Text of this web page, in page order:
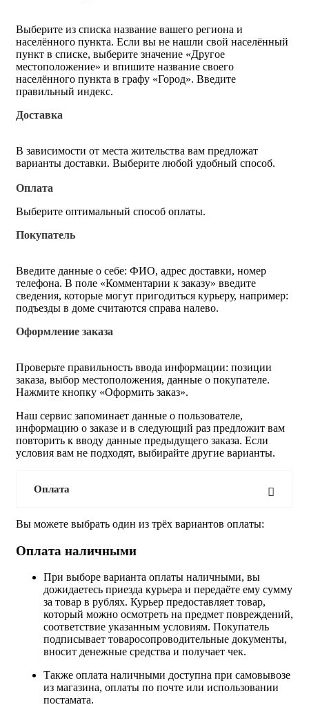
Выберите из списка название вашего региона и
населённого пункта. Если вы не нашли свой населённый
пункт в списке, выберите значение «Другое
местоположение» и впишите название своего
населённого пункта в графу «Город». Введите
правильный индекс.
Доставка
В зависимости от места жительства вам предложат
варианты доставки. Выберите любой удобный способ.
Оплата
Выберите оптимальный способ оплаты.
Покупатель
Введите данные о себе: ФИО, адрес доставки, номер
телефона. В поле «Комментарии к заказу» введите
сведения, которые могут пригодиться курьеру, например:
подъезды в доме считаются справа налево.
Оформление заказа
Проверьте правильность ввода информации: позиции
заказа, выбор местоположения, данные о покупателе.
Нажмите кнопку «Оформить заказ».
Наш сервис запоминает данные о пользователе,
информацию о заказе и в следующий раз предложит вам
повторить к вводу данные предыдущего заказа. Если
условия вам не подходят, выбирайте другие варианты.
Оплата
Вы можете выбрать один из трёх вариантов оплаты:
Оплата наличными
При выборе варианта оплаты наличными, вы
дожидаетесь приезда курьера и передаёте ему сумму
за товар в рублях. Курьер предоставляет товар,
который можно осмотреть на предмет повреждений,
соответствие указанным условиям. Покупатель
подписывает товаросопроводительные документы,
вносит денежные средства и получает чек.
Также оплата наличными доступна при самовывозе
из магазина, оплаты по почте или использовании
постамата.